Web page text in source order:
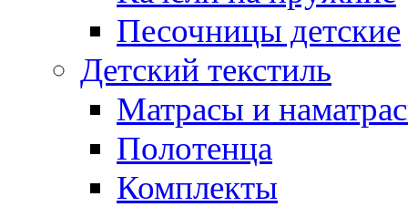
Песочницы детские
Детский текстиль
Матрасы и
Полотенца
Комплекты